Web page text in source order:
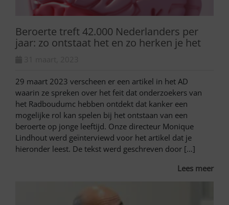
Beroerte treft 42.000 Nederlanders per
jaar: zo ontstaat het en zo herken je het
29 maart 2023 verscheen er een artikel in het AD
waarin ze spreken over het feit dat onderzoekers van
het Radboudumc hebben ontdekt dat kanker een
mogelijke rol kan spelen bij het ontstaan van een
beroerte op jonge leeftijd. Onze directeur Monique
Lindhout werd geïnterviewd voor het artikel dat je
hieronder leest. De tekst werd geschreven door […]
Lees meer